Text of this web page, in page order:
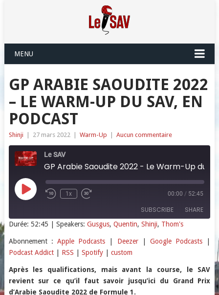
MENU
GP ARABIE SAOUDITE 2022
– LE WARM-UP DU SAV, EN
PODCAST
Shinji 27 mars 2022 Warm-Up Aucun commentaire
Le SAV
Play
Episode
1x 00:00 / 52:45
SUBSCRIBE SHARE
Apple Podcasts Deezer
Google Podcasts Podcast Addict
RSS Spotify
custom
SHARE
EMBED
Durée: 52:45 | Speakers: Gusgus, Quentin, Shinji, Thom's
Abonnement : Apple Podcasts Deezer|Google Podcasts
Podcast Addict| RSS Spotify| custom
Après les qualifications, mais avant la course, le SAV
revient sur ce qu’il faut savoir jusqu’ici du Grand Prix
d’Arabie Saoudite 2022 de Formule 1.